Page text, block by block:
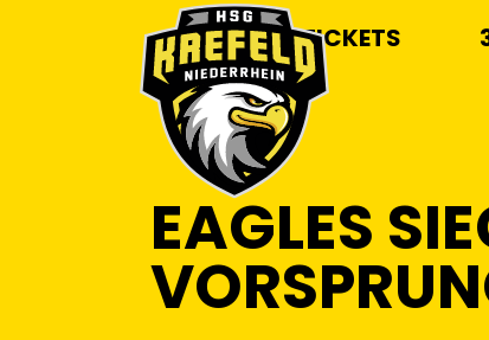
TICKETS
EAGLES